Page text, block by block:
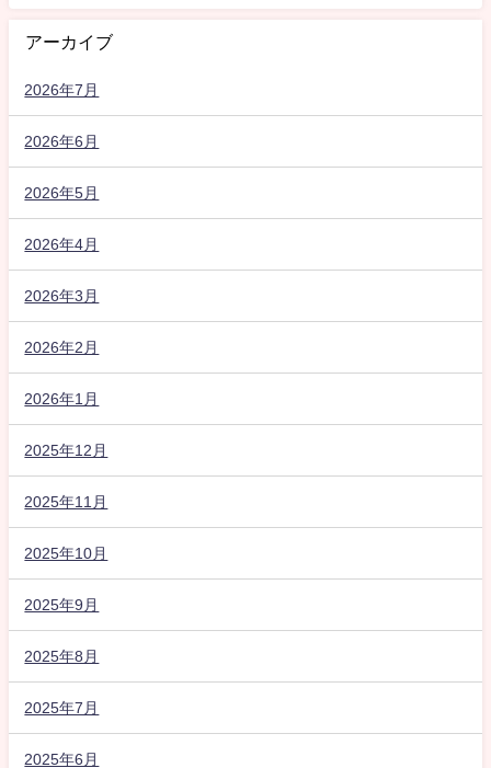
アーカイブ
2026年7月
2026年6月
2026年5月
2026年4月
2026年3月
2026年2月
2026年1月
2025年12月
2025年11月
2025年10月
2025年9月
2025年8月
2025年7月
2025年6月